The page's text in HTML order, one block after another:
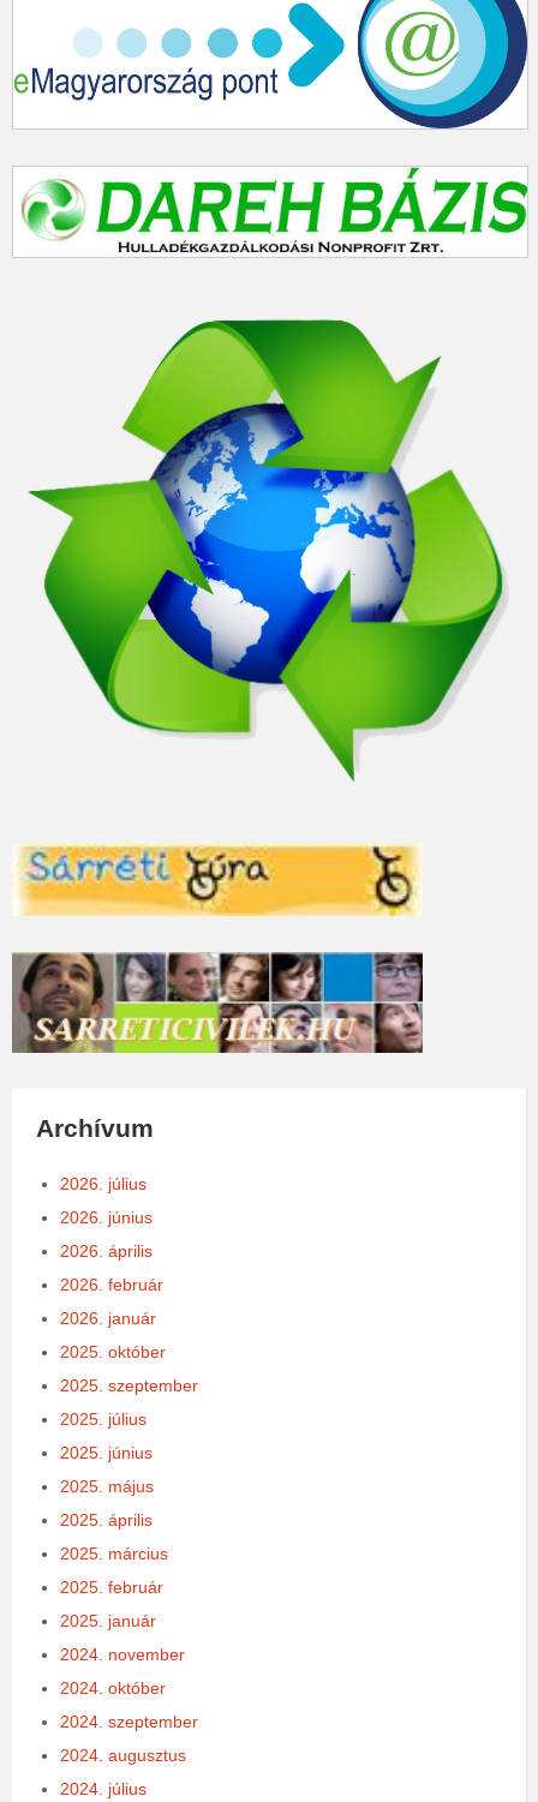
Archívum
2026. július
2026. június
2026. április
2026. február
2026. január
2025. október
2025. szeptember
2025. július
2025. június
2025. május
2025. április
2025. március
2025. február
2025. január
2024. november
2024. október
2024. szeptember
2024. augusztus
2024. július